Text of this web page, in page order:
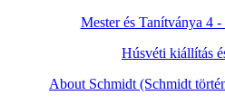
Mester és Tanítványa 4
Húsvéti kiállítás
About Schmidt (Schmidt